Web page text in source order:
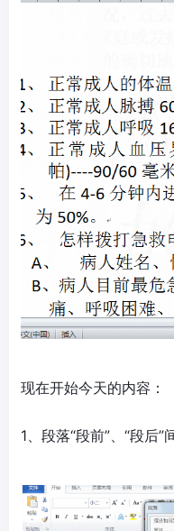
现在开始今天的内容：
1、段落“段前”、“段后”